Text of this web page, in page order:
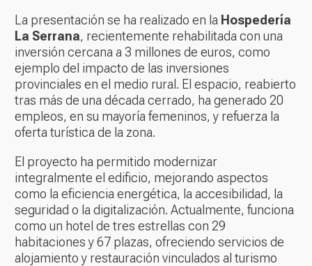
La presentación se ha realizado en la Hospedería
La Serrana, recientemente rehabilitada con una
inversión cercana a 3 millones de euros, como
ejemplo del impacto de las inversiones
provinciales en el medio rural. El espacio, reabierto
tras más de una década cerrado, ha generado 20
empleos, en su mayoría femeninos, y refuerza la
oferta turística de la zona.
El proyecto ha permitido modernizar
integralmente el edificio, mejorando aspectos
como la eficiencia energética, la accesibilidad, la
seguridad o la digitalización. Actualmente, funciona
como un hotel de tres estrellas con 29
habitaciones y 67 plazas, ofreciendo servicios de
alojamiento y restauración vinculados al turismo